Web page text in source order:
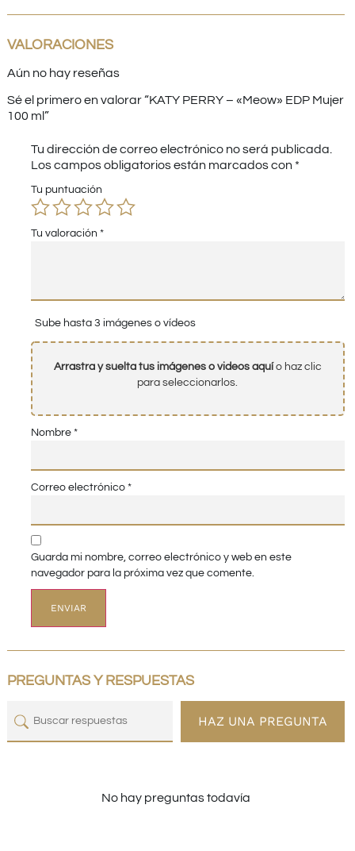
VALORACIONES
Aún no hay reseñas
Sé el primero en valorar “KATY PERRY – «Meow» EDP Mujer
100 ml”
Tu dirección de correo electrónico no será publicada.
Los campos obligatorios están marcados con *
Tu puntuación
Tu valoración *
Sube hasta 3 imágenes o vídeos
Arrastra y suelta tus imágenes o videos aquío haz clic
para seleccionarlos.
Nombre *
Correo electrónico *
Guarda mi nombre, correo electrónico y web en este
navegador para la próxima vez que comente.
PREGUNTAS Y RESPUESTAS
HAZ UNA PREGUNTA
No hay preguntas todavía